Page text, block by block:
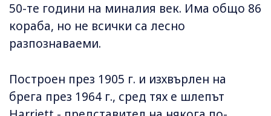
50-те години на миналия век. Има общо 86
кораба, но не всички са лесно
разпознаваеми.
Построен през 1905 г. и изхвърлен на
брега през 1964 г., сред тях е шлепът